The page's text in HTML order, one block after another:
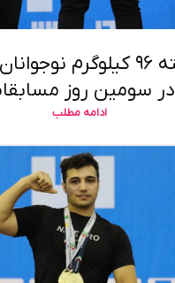
طلای دسته ۹۶ کیلوگرم
در سومین روز
ادامه مطلب